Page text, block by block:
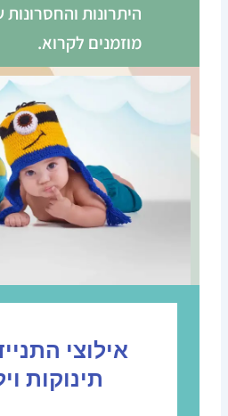
היתרונות
מוזמנים לקרוא.
אילוצי
תינוקות